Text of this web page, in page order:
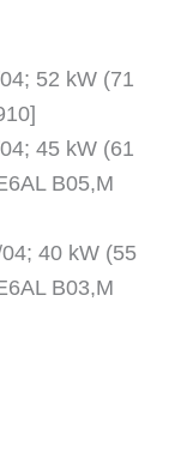
52 kW (71
45 kW (61
B05,M
40 kW (55
B03,M